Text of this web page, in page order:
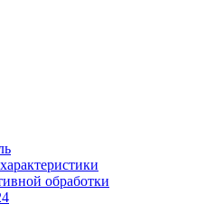
обработки